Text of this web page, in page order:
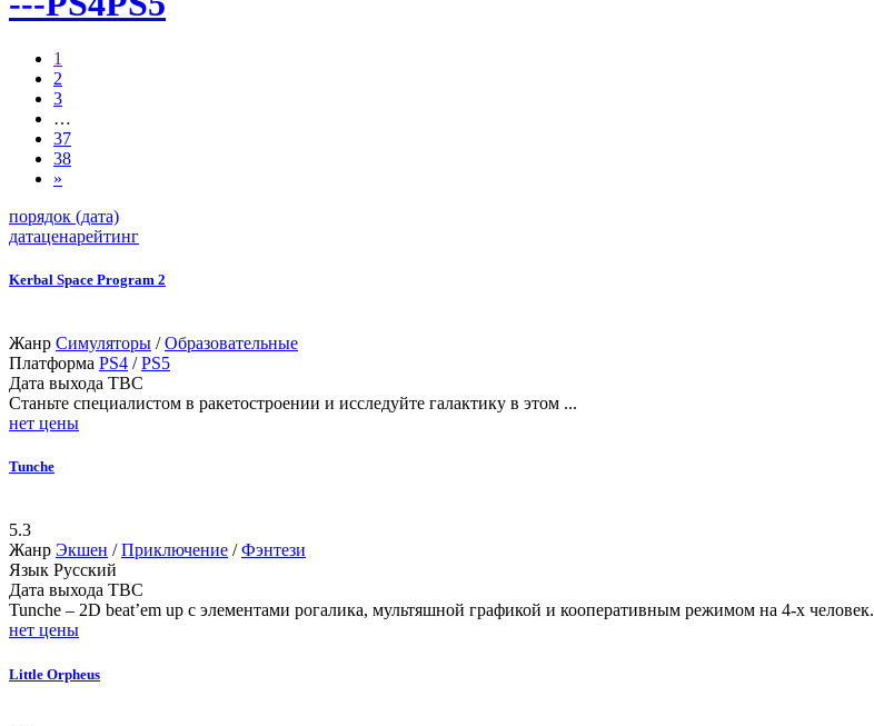
1
2
3
…
37
38
»
порядок (дата)
датаценарейтинг
Kerbal Space Program 2
Жанр Симуляторы /Образовательные
Платформа PS4 /PS5
Дата выхода TBC
Станьте специалистом в ракетостроении и исследуйте галактику в этом ...
нет цены
Tunche
5.3
Жанр Экшен /Приключение /Фэнтези
Язык Русский
Дата выхода TBC
Tunche – 2D beat’em up с элементами рогалика, мультяшной графикой и кооперативным режимом на 4-х человек.
нет цены
Little Orpheus